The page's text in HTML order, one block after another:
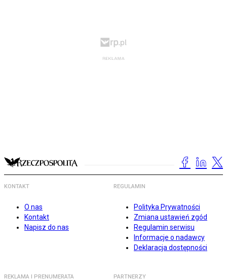
KONTAKT
O nas
Kontakt
Napisz do nas
REGULAMIN
Polityka Prywatności
Zmiana ustawień zgód
Regulamin serwisu
Informacje o nadawcy
Deklaracja dostępności
REKLAMA I PRENUMERATA PARTNERZY